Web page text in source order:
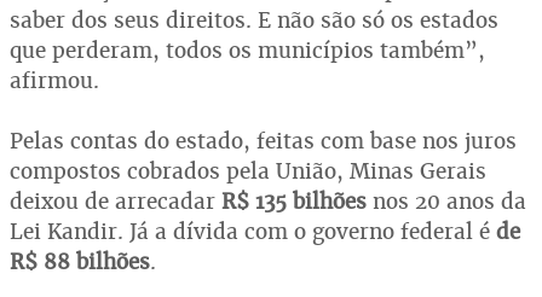
saber dos seus direitos. E não são só os estados
que perderam, todos os municípios também”,
afirmou.
Pelas contas do estado, feitas com base nos juros
compostos cobrados pela União, Minas Gerais
deixou de arrecadar R$ 135 bilhões nos 20 anos da
Lei Kandir. Já a dívida com o governo federal é de
R$ 88 bilhões.